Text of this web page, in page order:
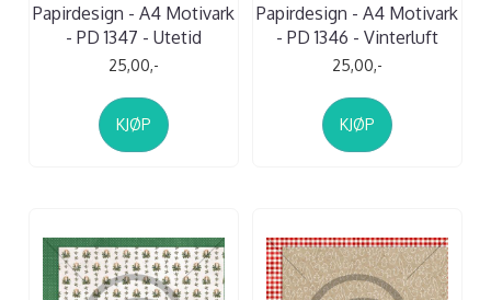
Papirdesign - A4 Motivark
- PD 1347 - Utetid
25,00,-
KJØP
Papirdesign - A4 Motivark
- PD 1346 - Vinterluft
25,00,-
KJØP